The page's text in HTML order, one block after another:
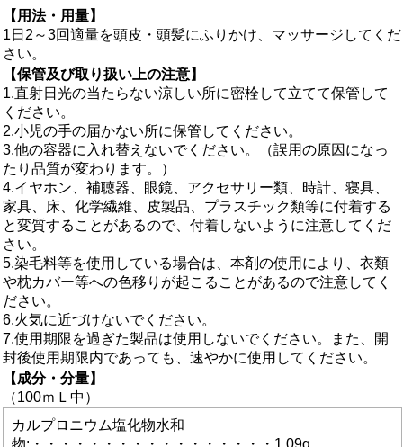
【用法・用量】
1日2～3回適量を頭皮・頭髪にふりかけ、マッサージしてくだ
さい。
【保管及び取り扱い上の注意】
1.直射日光の当たらない涼しい所に密栓して立てて保管して
ください。
2.小児の手の届かない所に保管してください。
3.他の容器に入れ替えないでください。（誤用の原因になっ
たり品質が変わります。）
4.イヤホン、補聴器、眼鏡、アクセサリー類、時計、寝具、
家具、床、化学繊維、皮製品、プラスチック類等に付着する
と変質することがあるので、付着しないように注意してくだ
さい。
5.染毛料等を使用している場合は、本剤の使用により、衣類
や枕カバー等への色移りが起こることがあるので注意してく
ださい。
6.火気に近づけないでください。
7.使用期限を過ぎた製品は使用しないでください。また、開
封後使用期限内であっても、速やかに使用してください。
【成分・分量】
（100ｍＬ中）
カルプロニウム塩化物水和
物:・・・・・・・・・・・・・・・・・1.09g